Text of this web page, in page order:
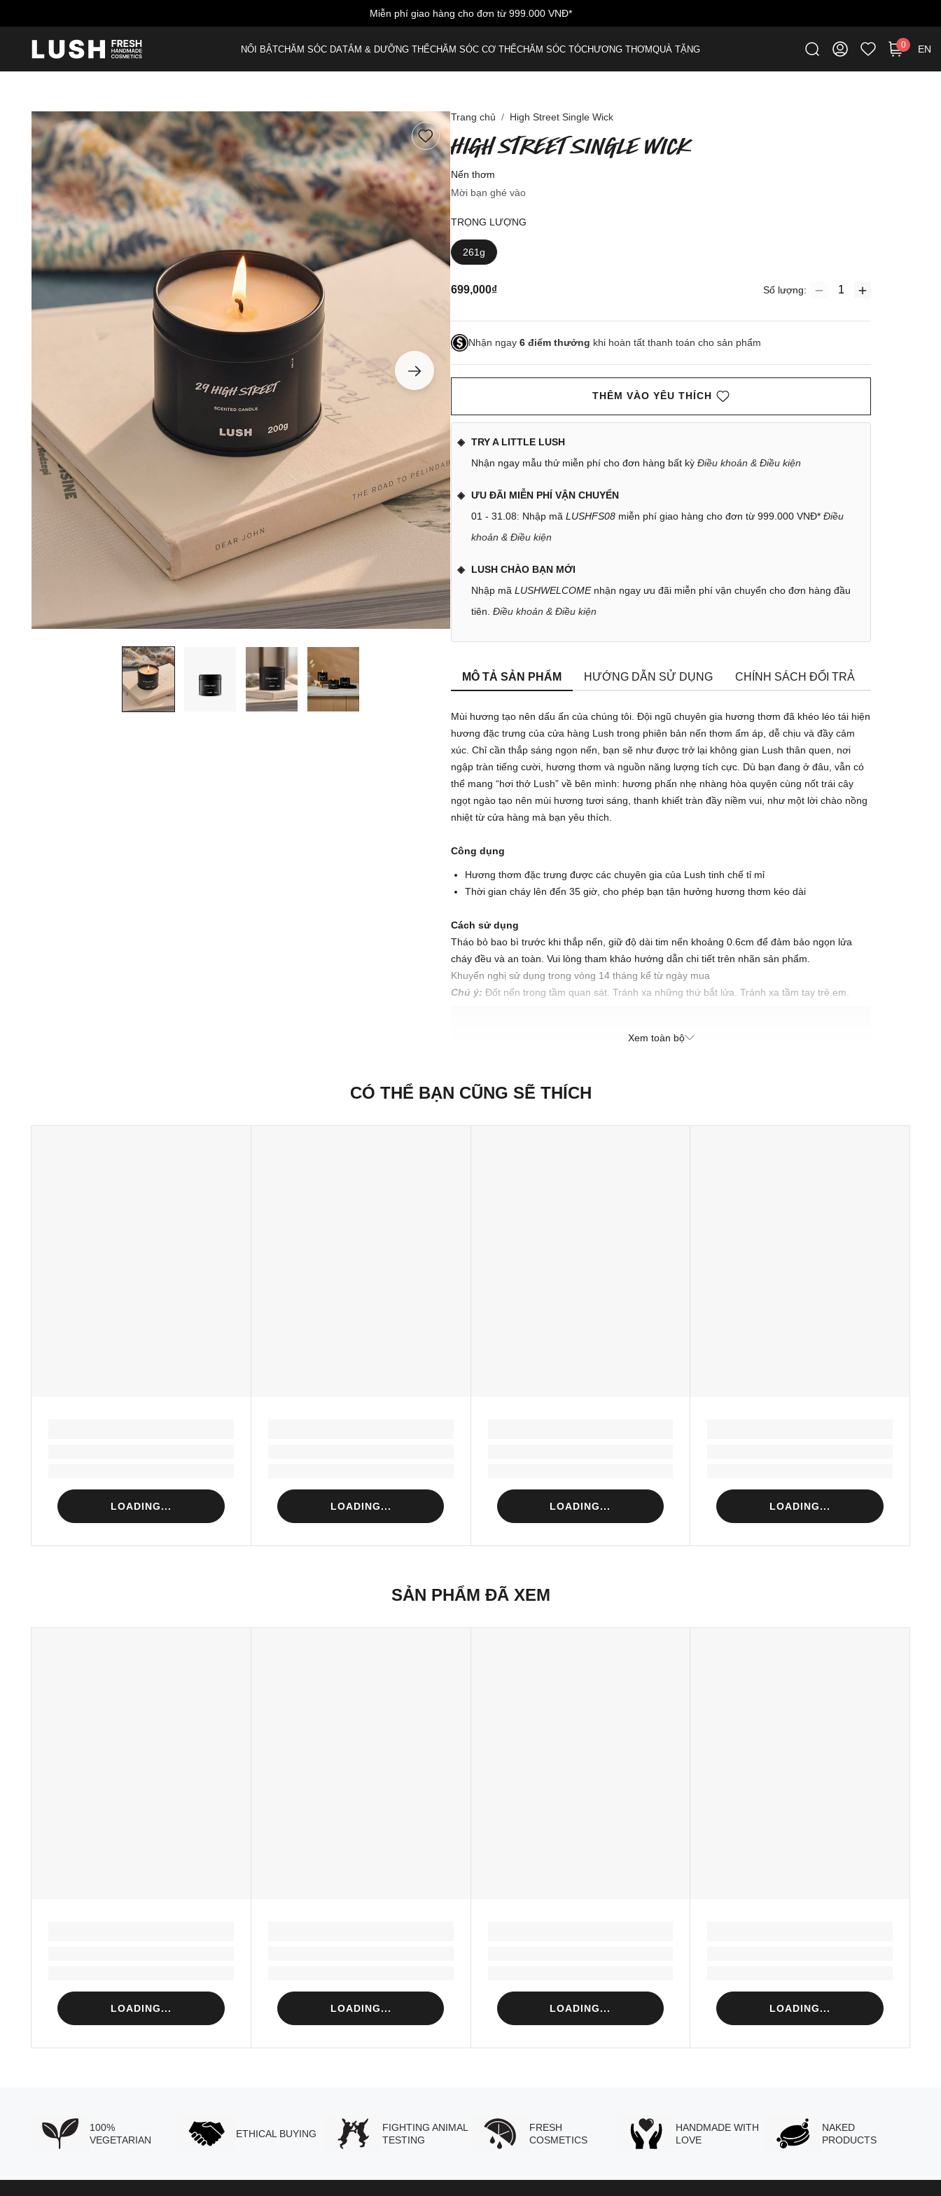
Miễn phí giao hàng cho đơn từ 999.000 VNĐ*
NỔI BẬTCHĂM SÓC DATẮM & DƯỠNG THỂCHĂM SÓC CƠ THỂCHĂM SÓC TÓCHƯƠNG THƠMQUÀ TẶNG 0 EN
Trang chủ High Street Single Wick
HIGH STREET SINGLE WICK
Nến thơm
Mời bạn ghé vào
TRỌNG LƯỢNG
261g
699,000₫ Số lượng:
Nhận ngay 6 điểm thưởng khi hoàn tất thanh toán cho sản phẩm
THÊM VÀO YÊU THÍCH
TRY A LITTLE LUSH
Nhận ngay mẫu thử miễn phí cho đơn hàng bất kỳ Điều khoản & Điều kiện
ƯU ĐÃI MIỄN PHÍ VẬN CHUYỂN
01 - 31.08: Nhập mã LUSHFS08 miễn phí giao hàng cho đơn từ 999.000 VNĐ* Điều
khoản & Điều kiện
LUSH CHÀO BẠN MỚI
Nhập mã LUSHWELCOMEnhận ngay ưu đãi miễn phí vận chuyển cho đơn hàng đầu
tiên. Điều khoản & Điều kiện
MÔ TẢ SẢN PHẨM HƯỚNG DẪN SỬ DỤNG CHÍNH SÁCH ĐỔI TRẢ
Mùi hương tạo nên dấu ấn của chúng tôi. Đội ngũ chuyên gia hương thơm đã khéo léo tái hiện
hương đặc trưng của cửa hàng Lush trong phiên bản nến thơm ấm áp, dễ chịu và đầy cảm
xúc. Chỉ cần thắp sáng ngọn nến, bạn sẽ như được trở lại không gian Lush thân quen, nơi
ngập tràn tiếng cười, hương thơm và nguồn năng lượng tích cực. Dù bạn đang ở đâu, vẫn có
thể mang “hơi thở Lush” về bên mình: hương phấn nhẹ nhàng hòa quyện cùng nốt trái cây
ngọt ngào tạo nên mùi hương tươi sáng, thanh khiết tràn đầy niềm vui, như một lời chào nồng
nhiệt từ cửa hàng mà bạn yêu thích.
Công dụng
Hương thơm đặc trưng được các chuyên gia của Lush tinh chế tỉ mỉ
Thời gian cháy lên đến 35 giờ, cho phép bạn tận hưởng hương thơm kéo dài
Cách sử dụng
Tháo bỏ bao bì trước khi thắp nến, giữ độ dài tim nến khoảng 0.6cm để đảm bảo ngọn lửa
cháy đều và an toàn. Vui lòng tham khảo hướng dẫn chi tiết trên nhãn sản phẩm.
Khuyến nghị sử dụng trong vòng 14 tháng kể từ ngày mua
Chú ý: Đốt nến trong tầm quan sát. Tránh xa những thứ bắt lửa. Tránh xa tầm tay trẻ em.
Xem toàn bộ
CÓ THỂ BẠN CŨNG SẼ THÍCH
LOADING... LOADING... LOADING... LOADING...
SẢN PHẨM ĐÃ XEM
LOADING... LOADING... LOADING... LOADING...
100%
VEGETARIAN
ETHICAL BUYING
FIGHTING ANIMAL
TESTING
FRESH
COSMETICS
HANDMADE WITH
LOVE
NAKED
PRODUCTS